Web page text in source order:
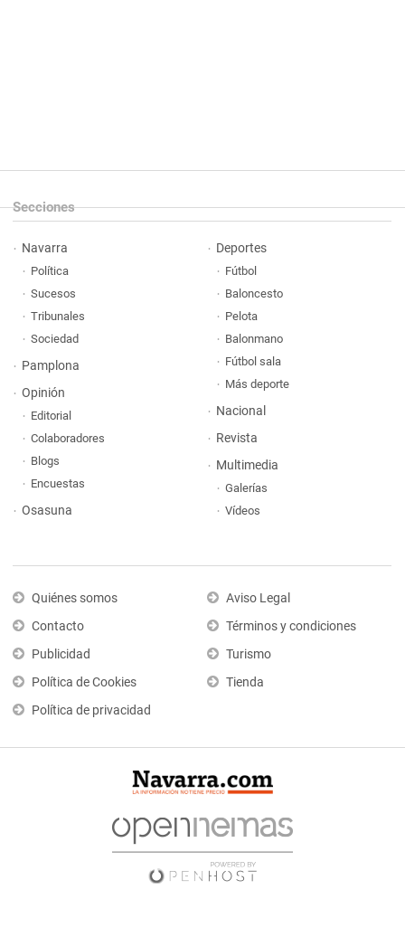
Secciones
Navarra
Política
Sucesos
Tribunales
Sociedad
Pamplona
Opinión
Editorial
Colaboradores
Blogs
Encuestas
Osasuna
Deportes
Fútbol
Baloncesto
Pelota
Balonmano
Fútbol sala
Más deporte
Nacional
Revista
Multimedia
Galerías
Vídeos
Quiénes somos
Contacto
Publicidad
Política de Cookies
Política de privacidad
Aviso Legal
Términos y condiciones
Turismo
Tienda